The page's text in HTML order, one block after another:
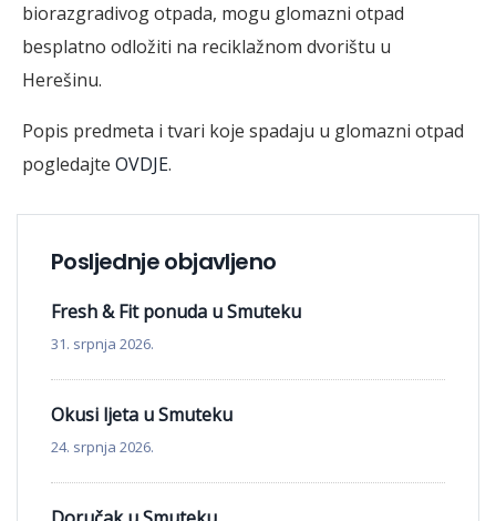
biorazgradivog otpada, mogu glomazni otpad
besplatno odložiti na reciklažnom dvorištu u
Herešinu.
Popis predmeta i tvari koje spadaju u glomazni otpad
pogledajte OVDJE.
Posljednje objavljeno
Fresh & Fit ponuda u Smuteku
31. srpnja 2026.
Okusi ljeta u Smuteku
24. srpnja 2026.